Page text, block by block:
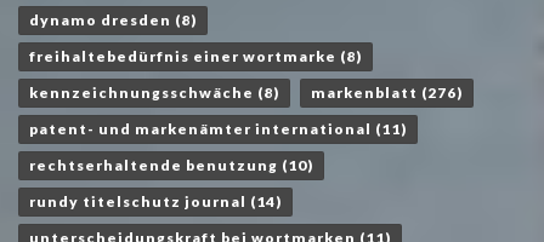
dynamo dresden (8)
freihaltebedürfnis einer wortmarke (8)
kennzeichnungsschwäche (8) markenblatt (276)
patent- und markenämter international (11)
rechtserhaltende benutzung (10)
rundy titelschutz journal (14)
unterscheidungskraft bei wortmarken (11)